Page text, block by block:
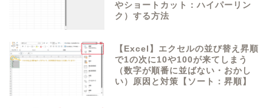
やショートカット：ハイパーリン
ク）する方法
【Excel】エクセルの並び替え昇順
で1の次に10や100が来てしまう
（数字が順番に並ばない・おかし
い）原因と対策【ソート：昇順】